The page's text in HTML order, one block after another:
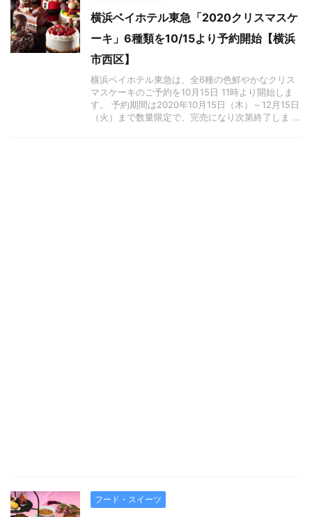
横浜ベイホテル東急「2020クリスマスケ
ーキ」6種類を10/15より予約開始【横浜
市西区】
横浜ベイホテル東急は、全6種の色鮮やかなクリス
マスケーキのご予約を10月15日 11時より開始しま
す。 予約期間は2020年10月15日（木）～12月15日
（火）まで数量限定で、完売になり次第終了しま ...
フード・スイーツ